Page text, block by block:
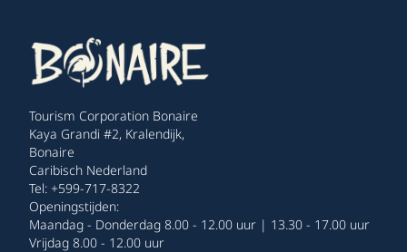
Tourism Corporation Bonaire
Kaya Grandi #2, Kralendijk,
Bonaire
Caribisch Nederland
Tel: +599-717-8322
Openingstijden:
Maandag - Donderdag 8.00 - 12.00 uur | 13.30 - 17.00 uur
Vrijdag 8.00 - 12.00 uur